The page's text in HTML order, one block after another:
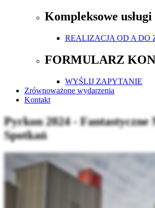
Kompleksowe usługi
REALIZACJA OD A DO
FORMULARZ
WYŚLIJ ZAPYTANIE
Zrównoważone wydarzenia
Kontakt
Pyrkon 2024 - Fantastyczne
Spotkań